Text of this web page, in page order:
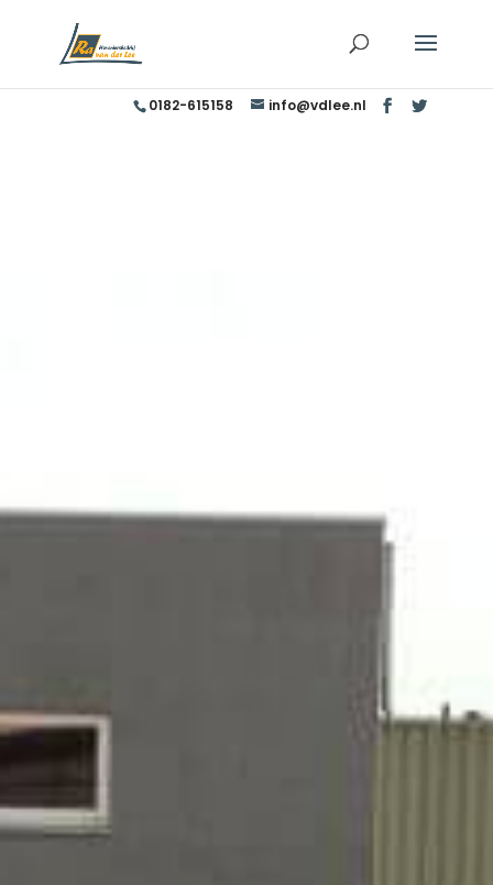
0182-615158 info@vdlee.nl